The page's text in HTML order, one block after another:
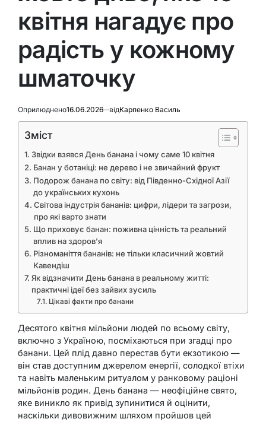
квітня нагадує про
радість у кожному
шматочку
Оприлюднено16.06.2026 відКарпенко Василь
Зміст
Звідки взявся День банана і чому саме 10 квітня
Банан у ботаніці: не дерево і не звичайний фрукт
Подорож банана по світу: від Південно-Східної Азії
до українських кухонь
Світова індустрія бананів: цифри, лідери та загрози,
про які варто знати
Що приховує банан: поживна цінність та реальний
вплив на здоров’я
Різноманіття бананів: не тільки класичний жовтий
Кавендіш
Як відзначити День банана в реальному житті:
практичні ідеї без зайвих зусиль
Цікаві факти про банани
Десятого квітня мільйони людей по всьому світу,
включно з Україною, посміхаються при згадці про
банани. Цей плід давно перестав бути екзотикою —
він став доступним джерелом енергії, солодкої втіхи
та навіть маленьким ритуалом у ранковому раціоні
мільйонів родин. День банана — неофіційне свято,
яке виникло як привід зупинитися й оцінити,
наскільки дивовижним шляхом пройшов цей